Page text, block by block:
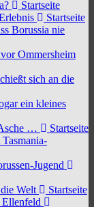
Startseite
Startseite
Borussia nie
Ommersheim
sich an die
ein kleines
…
Startseite
Jugend
Welt
Startseite
Ellenfeld